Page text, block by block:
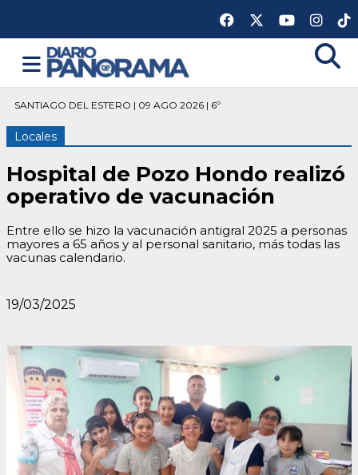
SANTIAGO DEL ESTERO | 09 AGO 2026 | 6º
Locales
Hospital de Pozo Hondo realizó
operativo de vacunación
Entre ello se hizo la vacunación antigral 2025 a personas
mayores a 65 años y al personal sanitario, más todas las
vacunas calendario.
19/03/2025